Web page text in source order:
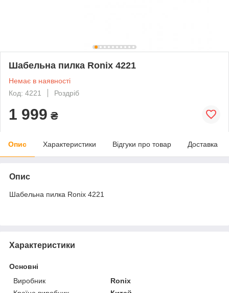
Шабельна пилка Ronix 4221
Немає в наявності
Код: 4221
Роздріб
1 999 ₴
Опис Характеристики Відгуки про товар Доставка
Опис
Шабельна пилка Ronix 4221
Характеристики
Основні
Виробник
Ronix